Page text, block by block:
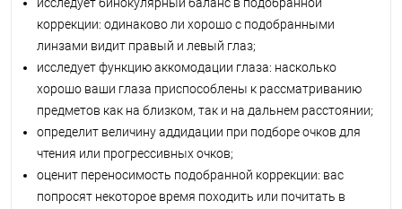
коррекции: одинаково ли хорошо с подобранными
линзами видит правый и левый глаз;
исследует функцию аккомодации глаза: насколько
хорошо ваши глаза приспособлены к рассматриванию
предметов как на близком, так и на дальнем расстоянии;
определит величину аддидации при подборе очков для
чтения или прогрессивных очков;
оценит переносимость подобранной коррекции: вас
попросят некоторое время походить или почитать в